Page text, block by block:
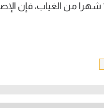
ورغم عودته بعد 13 شهرا من